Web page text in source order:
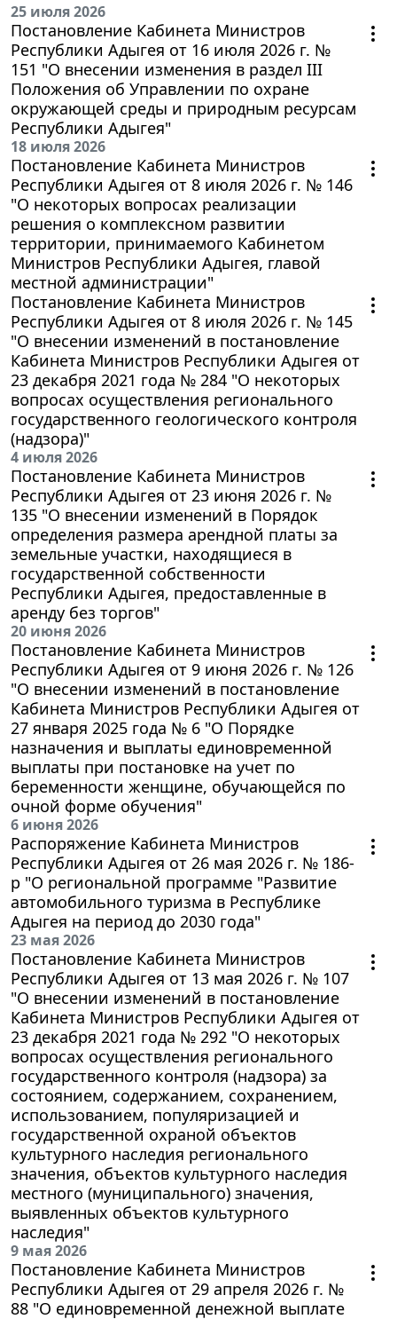
25 июля 2026
Постановление Кабинета Министров
Республики Адыгея от 16 июля 2026 г. №
151 "О внесении изменения в раздел III
Положения об Управлении по охране
окружающей среды и природным ресурсам
Республики Адыгея"
18 июля 2026
Постановление Кабинета Министров
Республики Адыгея от 8 июля 2026 г. № 146
"О некоторых вопросах реализации
решения о комплексном развитии
территории, принимаемого Кабинетом
Министров Республики Адыгея, главой
местной администрации"
Постановление Кабинета Министров
Республики Адыгея от 8 июля 2026 г. № 145
"О внесении изменений в постановление
Кабинета Министров Республики Адыгея от
23 декабря 2021 года № 284 "О некоторых
вопросах осуществления регионального
государственного геологического контроля
(надзора)"
4 июля 2026
Постановление Кабинета Министров
Республики Адыгея от 23 июня 2026 г. №
135 "О внесении изменений в Порядок
определения размера арендной платы за
земельные участки, находящиеся в
государственной собственности
Республики Адыгея, предоставленные в
аренду без торгов"
20 июня 2026
Постановление Кабинета Министров
Республики Адыгея от 9 июня 2026 г. № 126
"О внесении изменений в постановление
Кабинета Министров Республики Адыгея от
27 января 2025 года № 6 "О Порядке
назначения и выплаты единовременной
выплаты при постановке на учет по
беременности женщине, обучающейся по
очной форме обучения"
6 июня 2026
Распоряжение Кабинета Министров
Республики Адыгея от 26 мая 2026 г. № 186-
р "О региональной программе "Развитие
автомобильного туризма в Республике
Адыгея на период до 2030 года"
23 мая 2026
Постановление Кабинета Министров
Республики Адыгея от 13 мая 2026 г. № 107
"О внесении изменений в постановление
Кабинета Министров Республики Адыгея от
23 декабря 2021 года № 292 "О некоторых
вопросах осуществления регионального
государственного контроля (надзора) за
состоянием, содержанием, сохранением,
использованием, популяризацией и
государственной охраной объектов
культурного наследия регионального
значения, объектов культурного наследия
местного (муниципального) значения,
выявленных объектов культурного
наследия"
9 мая 2026
Постановление Кабинета Министров
Республики Адыгея от 29 апреля 2026 г. №
88 "О единовременной денежной выплате